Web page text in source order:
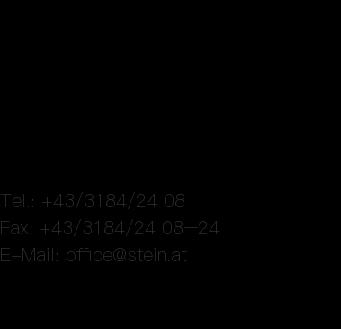
Tel.: +43/3184/24 08
Fax: +43/3184/24 08–24
E-Mail: office@stein.at